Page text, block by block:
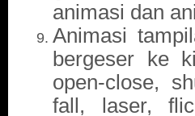
animasi dan
Animasi
bergeser ke
open-close,
fall, laser,